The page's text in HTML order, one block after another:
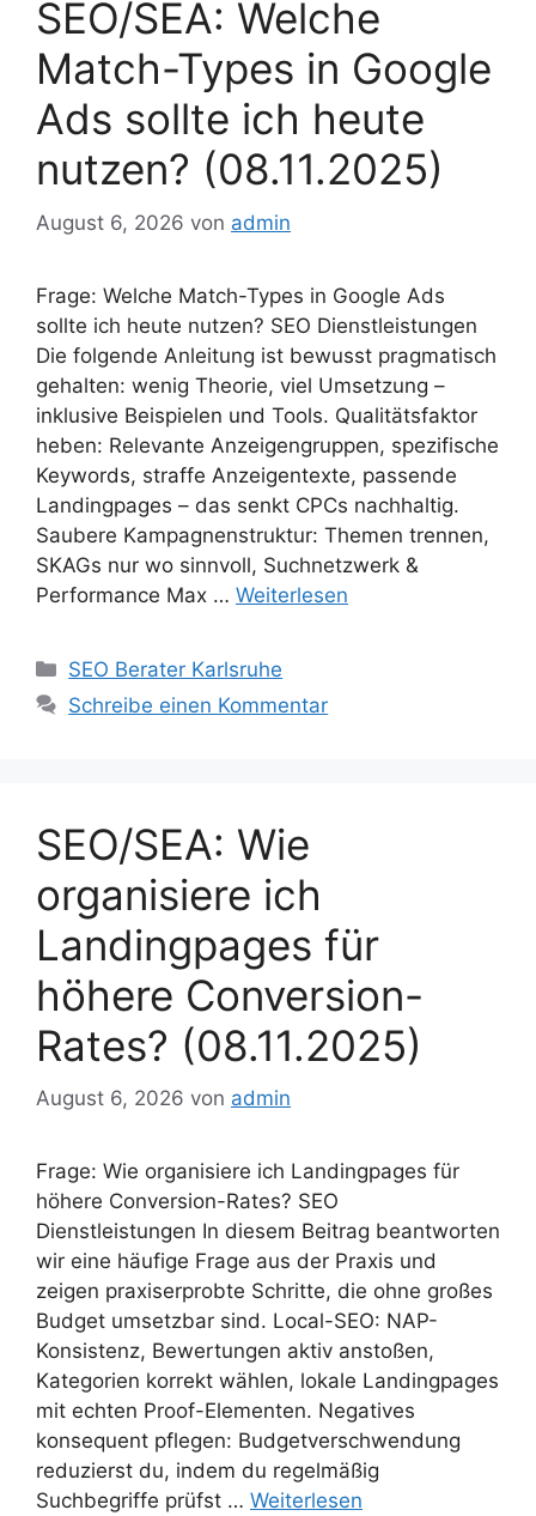
SEO/SEA: Welche
Match-Types in Google
Ads sollte ich heute
nutzen? (08.11.2025)
August 6, 2026 von admin
Frage: Welche Match-Types in Google Ads
sollte ich heute nutzen? SEO Dienstleistungen
Die folgende Anleitung ist bewusst pragmatisch
gehalten: wenig Theorie, viel Umsetzung –
inklusive Beispielen und Tools. Qualitätsfaktor
heben: Relevante Anzeigengruppen, spezifische
Keywords, straffe Anzeigentexte, passende
Landingpages – das senkt CPCs nachhaltig.
Saubere Kampagnenstruktur: Themen trennen,
SKAGs nur wo sinnvoll, Suchnetzwerk &
Performance Max … Weiterlesen
Kategorien
SEO Berater Karlsruhe
Schreibe einen Kommentar
SEO/SEA: Wie
organisiere ich
Landingpages für
höhere Conversion-
Rates? (08.11.2025)
August 6, 2026 von admin
Frage: Wie organisiere ich Landingpages für
höhere Conversion-Rates? SEO
Dienstleistungen In diesem Beitrag beantworten
wir eine häufige Frage aus der Praxis und
zeigen praxiserprobte Schritte, die ohne großes
Budget umsetzbar sind. Local-SEO: NAP-
Konsistenz, Bewertungen aktiv anstoßen,
Kategorien korrekt wählen, lokale Landingpages
mit echten Proof-Elementen. Negatives
konsequent pflegen: Budgetverschwendung
reduzierst du, indem du regelmäßig
Suchbegriffe prüfst … Weiterlesen